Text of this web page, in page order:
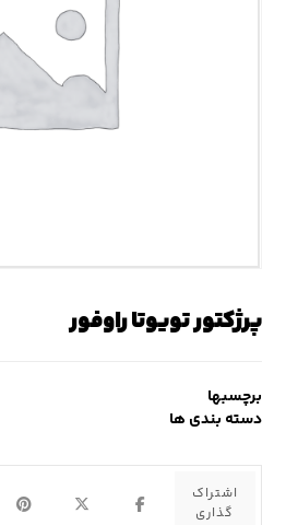
پرژکتور تویوتا راوفور
برچسبها
دسته بندی ها